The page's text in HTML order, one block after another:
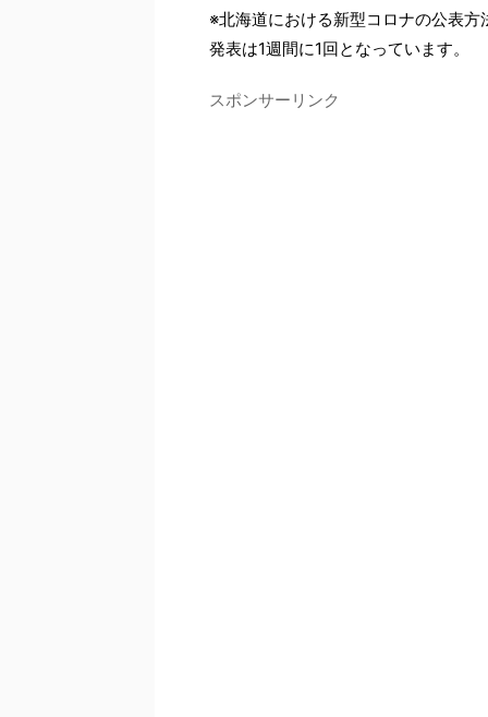
※北海道における新型コロナの公表
発表は1週間に1回となっています。
スポンサーリンク